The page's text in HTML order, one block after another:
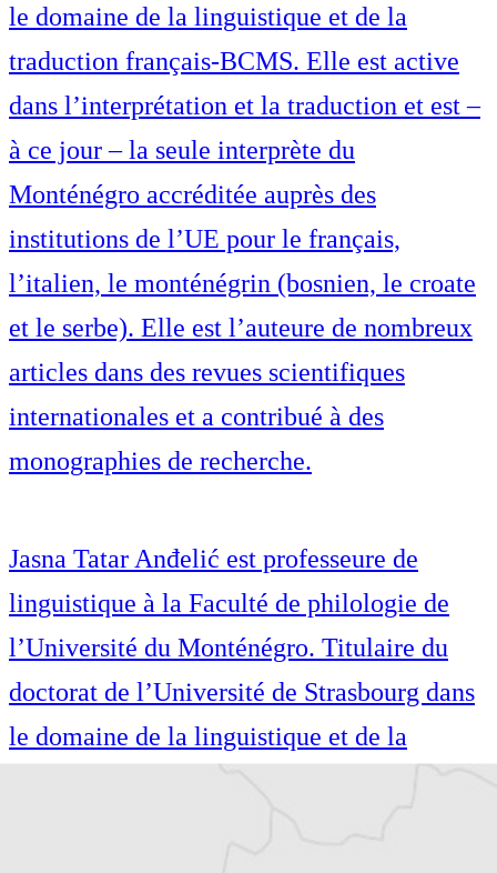
le domaine de la linguistique et de la
traduction français-BCMS. Elle est active
dans l’interprétation et la traduction et est –
à ce jour – la seule interprète du
Monténégro accréditée auprès des
institutions de l’UE pour le français,
l’italien, le monténégrin (bosnien, le croate
et le serbe). Elle est l’auteure de nombreux
articles dans des revues scientifiques
internationales et a contribué à des
monographies de recherche.
Jasna Tatar Anđelić est professeure de
linguistique à la Faculté de philologie de
l’Université du Monténégro. Titulaire du
doctorat de l’Université de Strasbourg dans
le domaine de la linguistique et de la